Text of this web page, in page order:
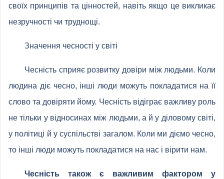
своїх принципів та цінностей, навіть якщо це викликає
незручності чи труднощі.
Значення чесності у світі
Чесність сприяє розвитку довіри між людьми. Коли
людина діє чесно, інші люди можуть покладатися на її
слово та довіряти йому. Чесність відіграє важливу роль
не тільки у відносинах між людьми, а й у діловому світі,
у політиці й у суспільстві загалом. Коли ми діємо чесно,
то інші люди можуть покладатися на нас і вірити нам.
Чесність також є важливим фактором у